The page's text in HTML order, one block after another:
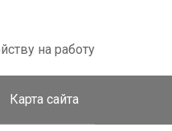
на работу
Карта сайта